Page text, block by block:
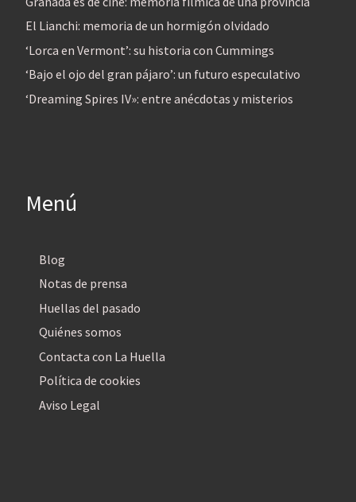
El Lianchi: memoria de un hormigón olvidado
‘Lorca en Vermont’: su historia con Cummings
‘Bajo el ojo del gran pájaro’: un futuro especulativo
‘Dreaming Spires IV»: entre anécdotas y misterios
Menú
Blog
Notas de prensa
Huellas del pasado
Quiénes somos
Contacta con La Huella
Política de cookies
Aviso Legal